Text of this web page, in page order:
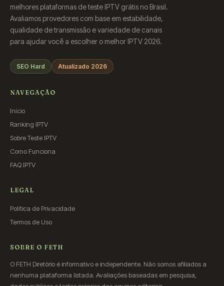
melhores plataformas de teste IPTV grátis no Brasil.
Avaliamos provedores com base em estabilidade,
qualidade de transmissão e variedade de canais
para ajudar você a escolher o melhor IPTV 2026.
SEO Hard Atualizado 2026
NAVEGAÇÃO
Início
Ranking IPTV
Sobre Teste IPTV
Como Funciona
FAQ IPTV
LEGAL
Política de Privacidade
Termos de Uso
SOBRE O FETH
O FETH Diretório é informativo e independente. Não somos afiliados a
nenhuma plataforma listada. Avaliações baseadas em pesquisa,